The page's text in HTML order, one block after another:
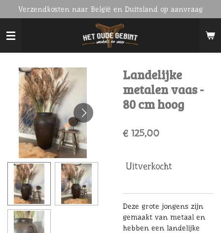
direct
naar
de
hoofdinhoud
Verzendkosten naar België en Duitsland op aanvraag
Landelijke
metalen vaas -
80 cm hoog
€ 125,00
Uitverkocht
Deze grote jongens zijn
gemaakt van metaal en
hebben een landelijke